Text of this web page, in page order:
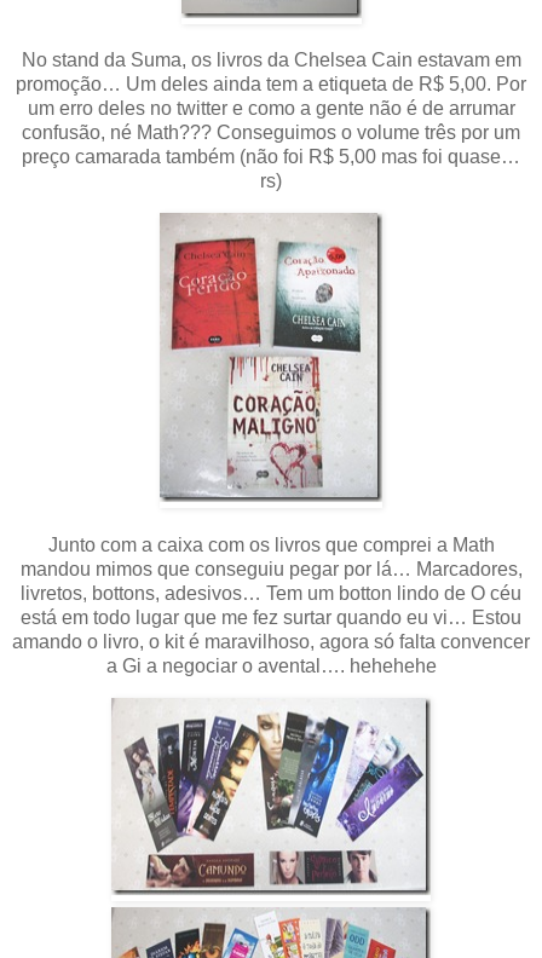
No stand da Suma, os livros da Chelsea Cain estavam em
promoção… Um deles ainda tem a etiqueta de R$ 5,00. Por
um erro deles no twitter e como a gente não é de arrumar
confusão, né Math??? Conseguimos o volume três por um
preço camarada também (não foi R$ 5,00 mas foi quase…
rs)
Junto com a caixa com os livros que comprei a Math
mandou mimos que conseguiu pegar por lá… Marcadores,
livretos, bottons, adesivos… Tem um botton lindo de O céu
está em todo lugar que me fez surtar quando eu vi… Estou
amando o livro, o kit é maravilhoso, agora só falta convencer
a Gi a negociar o avental…. hehehehe